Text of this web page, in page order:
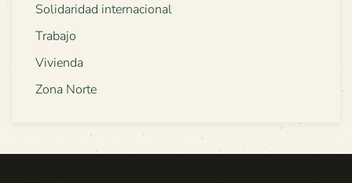
Solidaridad internacional
Trabajo
Vivienda
Zona Norte